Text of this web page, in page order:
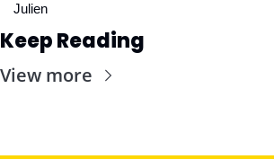
Julien
Keep Reading
View more